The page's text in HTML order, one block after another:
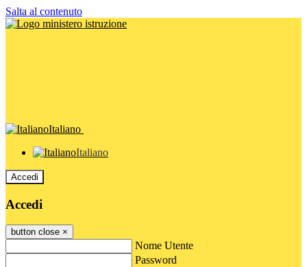
Salta al contenuto
Italiano
Italiano
Accedi
Accedi
button close ×
Nome Utente
Password